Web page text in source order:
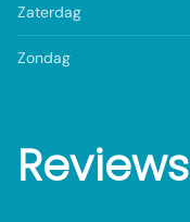
Zaterdag
Zondag
Reviews